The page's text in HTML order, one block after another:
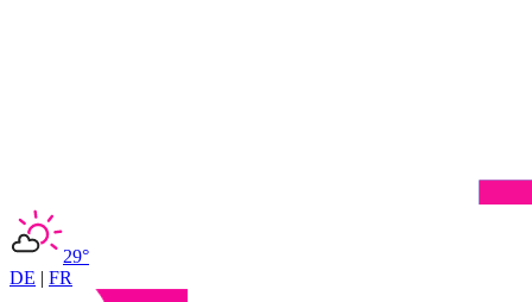
29°
DE | FR